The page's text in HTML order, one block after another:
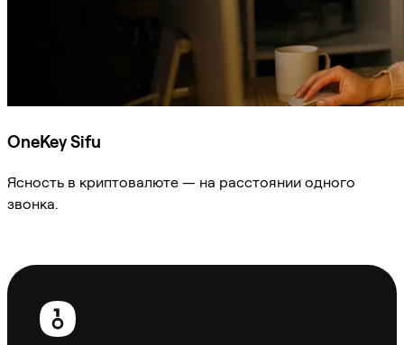
OneKey Sifu
Ясность в криптовалюте — на расстоянии одного
звонка.
Нижний
колонтитул